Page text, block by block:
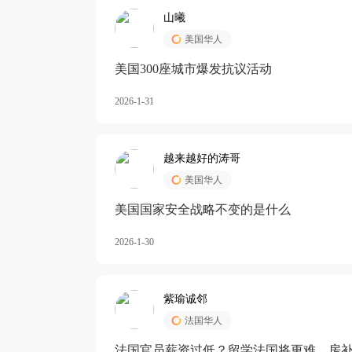
山曦
美国华人
美国300座城市爆发抗议活动
2026-1-31
越来越好的涛哥
美国华人
美国国家安全战略不变的是什么
2026-1-30
紫瑜诚邻
法国华人